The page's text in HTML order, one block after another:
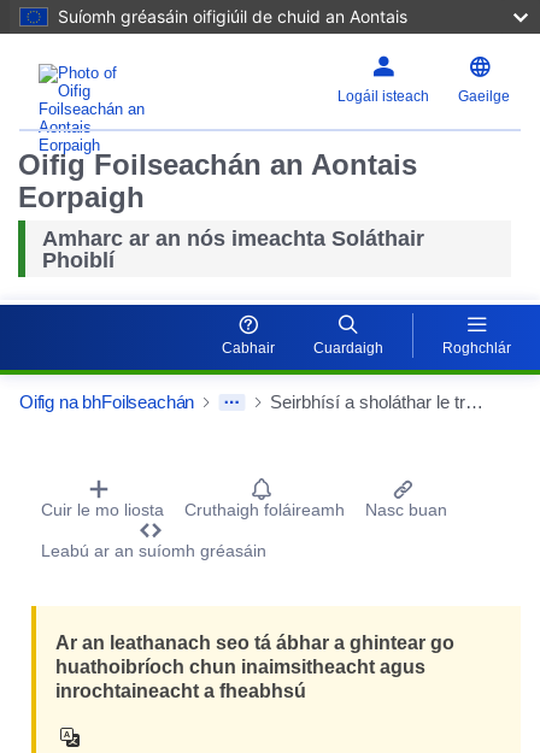
Suíomh gréasáin oifigiúil de chuid an Aontais
Logáil isteach Gaeilge
Oifig Foilseachán an Aontais
Eorpaigh
Amharc ar an nós imeachta Soláthair
Phoiblí
Cabhair Cuardaigh Roghchlár
Oifig na bhFoilseachán Seirbhísí a sholáthar le trealamh trom agus trucailí mar aon le seirbhís san obair a bhaineann le foirmiú agus cothabháil dumpaí guail, pointí lódála a láimhseáil agus ábhar a roghnú ó lonnaitheoirí talún ag JSW S.A.
Procurement Detail Actions Portlet
Cuir le mo liosta Cruthaigh foláireamh Nasc buan
Leabú ar an suíomh gréasáin
Ar an leathanach seo tá ábhar a ghintear go
huathoibríoch chun inaimsitheacht agus
inrochtaineacht a fheabhsú